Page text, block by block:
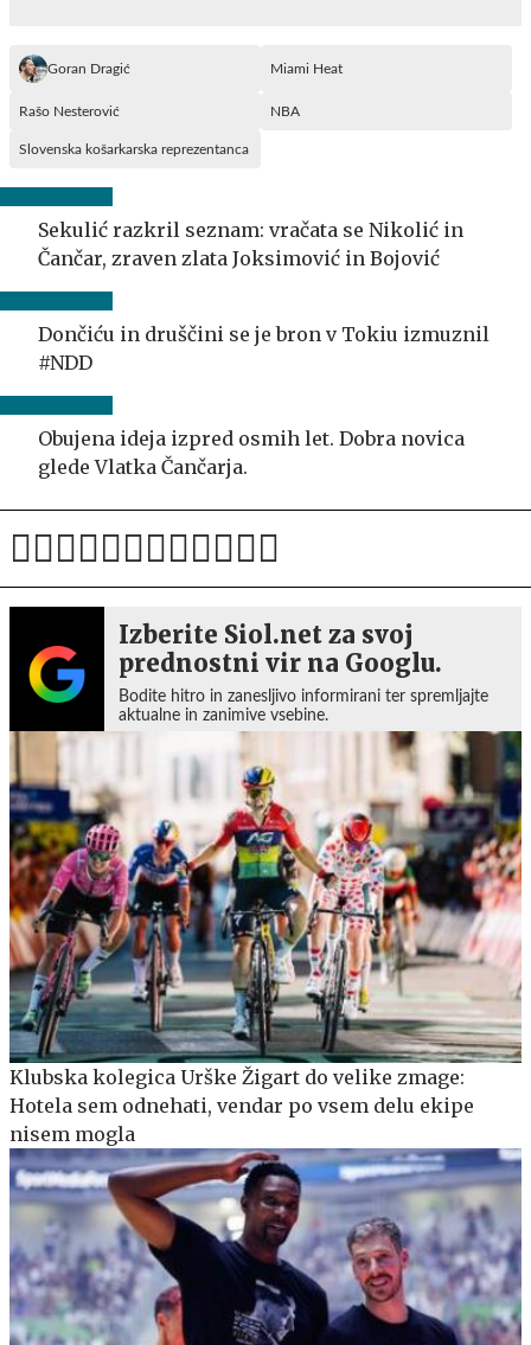
Goran Dragić Miami Heat
Rašo Nesterović NBA
Slovenska košarkarska reprezentanca
Sekulić razkril seznam: vračata se Nikolić in
Čančar, zraven zlata Joksimović in Bojović
Dončiću in druščini se je bron v Tokiu izmuznil
#NDD
Obujena ideja izpred osmih let. Dobra novica
glede Vlatka Čančarja.
Izberite Siol.net za svoj
prednostni vir na Googlu.
Bodite hitro in zanesljivo informirani ter spremljajte
aktualne in zanimive vsebine.
Klubska kolegica Urške Žigart do velike zmage:
Hotela sem odnehati, vendar po vsem delu ekipe
nisem mogla